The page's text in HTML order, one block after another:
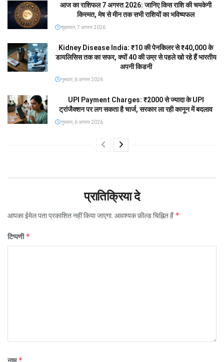
आज का राशिफल 7 अगस्त 2026: जानिए किस राशि की चमकेगी
किस्मत, मेष से मीन तक सभी राशियों का भविष्यफल
शुक्रवार, 7 अगस्त 2026
Kidney Disease India: ₹10 की पेनकिलर से ₹40,000 के
डायलिसिस तक का सफर, क्यों 40 की उम्र से पहले खो रहे हैं भारतीय
अपनी किडनी
गुरूवार, 6 अगस्त 2026
UPI Payment Charges: ₹2000 से ज्यादा के UPI
ट्रांजैक्शन पर लग सकता है चार्ज, सरकार ला रही कानून में बदलाव
गुरूवार, 6 अगस्त 2026
प्रातिक्रिया दे
आपका ईमेल पता प्रकाशित नहीं किया जाएगा. आवश्यक फ़ील्ड चिह्नित हैं*
टिप्पणी*
नाम*